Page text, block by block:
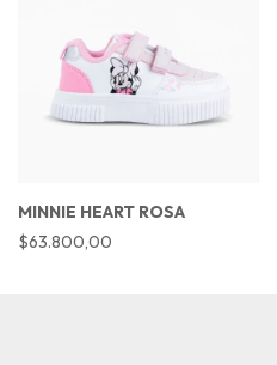
MINNIE HEART ROSA
$63.800,00